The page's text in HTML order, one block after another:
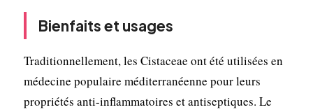
Bienfaits et usages
Traditionnellement, les Cistaceae ont été utilisées en
médecine populaire méditerranéenne pour leurs
propriétés anti-inflammatoires et antiseptiques. Le